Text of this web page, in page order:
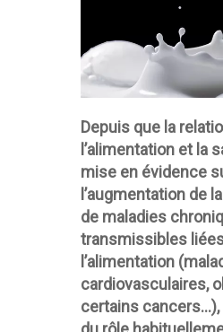
Depuis que la
l’alimentation et la
mise en évidence
l’augmentation de
de maladies
transmissibles
l’alimentation
cardiovasculaires,
certains